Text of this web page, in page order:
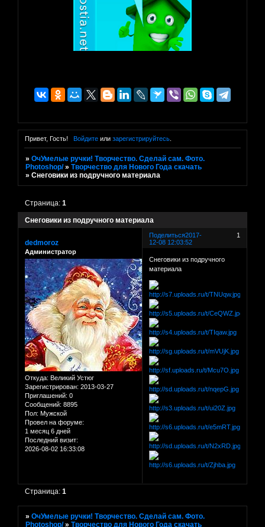
Привет, Гость! Войдитеили зарегистрируйтесь.
»ОчУмелые ручки! Творчество. Сделай сам. Фото.
Photoshop/ »Творчество для Нового Года скачать
»Снеговики из подручного материала
Снеговики из подручного материала
Страница:1
Поделиться 1
2017-
12-08 12:03:52
dedmoroz
Администратор
Откуда: Великий Устюг
Зарегистрирован: 2013-03-27
Приглашений: 0
Сообщений: 8895
Пол: Мужской
Провел на форуме:
1 месяц 6 дней
Последний визит:
2026-08-02 16:33:08
Снеговики из подручного
материала
Страница:1
»ОчУмелые ручки! Творчество. Сделай сам. Фото.
Photoshop/ »Творчество для Нового Года скачать